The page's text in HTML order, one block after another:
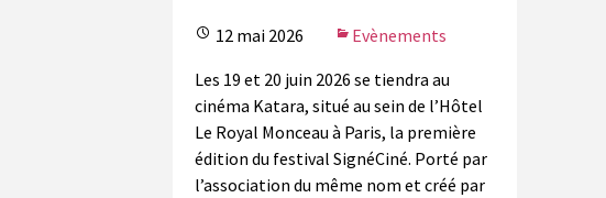
12 mai 2026
Evènements
Les 19 et 20 juin 2026 se tiendra au
cinéma Katara, situé au sein de l’Hôtel
Le Royal Monceau à Paris, la première
édition du festival SignéCiné. Porté par
l’association du même nom et créé par